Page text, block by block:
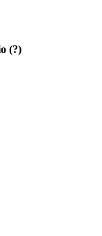
(?)